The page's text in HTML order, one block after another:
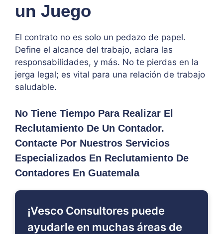
un Juego
El contrato no es solo un pedazo de papel.
Define el alcance del trabajo, aclara las
responsabilidades, y más. No te pierdas en la
jerga legal; es vital para una relación de trabajo
saludable.
No Tiene Tiempo Para Realizar El
Reclutamiento De Un Contador.
Contacte Por Nuestros Servicios
Especializados En Reclutamiento De
Contadores En Guatemala
¡Vesco Consultores puede
ayudarle en muchas áreas de